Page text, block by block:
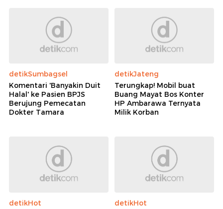
detikSumbagsel
Komentari 'Banyakin Duit
Halal' ke Pasien BPJS
Berujung Pemecatan
Dokter Tamara
detikJateng
Terungkap! Mobil buat
Buang Mayat Bos Konter
HP Ambarawa Ternyata
Milik Korban
detikHot
detikHot